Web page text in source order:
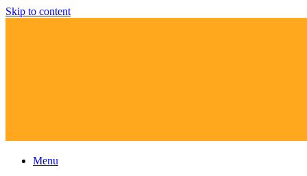
Skip to content
Menu